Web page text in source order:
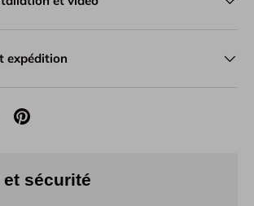
expédition
et sécurité